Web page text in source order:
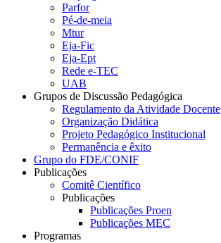
Parfor
Pé-de-meia
Mtur
Eja-Fic
Eja-Ept
Rede e-TEC
UAB
Grupos de Discussão Pedagógica
Regulamento da Atividade Docente
Organização Didática
Projeto Pedagógico Institucional
Permanência e êxito
Grupo do FDE/CONIF
Publicações
Comitê Científico
Publicações
Publicações Proen
Publicações MEC
Programas